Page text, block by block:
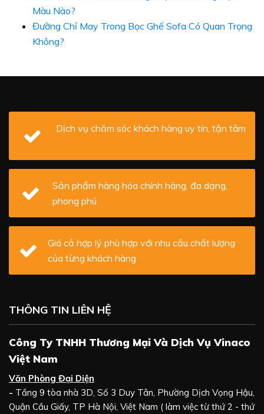
Màu Nào?
Đường Chỉ May Trong Bọc Ghế Sofa Có Quan Trọng
Không?
Dịch vụ chăm sóc khách hàng uy tín, tận tâm
Sản phẩm hàng hóa chính hãng, đa dạng,
phong phú
Giá cả hợp lý phù hợp với nhu cầu chất lượng
của từng khách hàng
THÔNG TIN LIÊN HỆ
Công Ty TNHH Thương Mại Và Dịch Vụ Vinaco
Việt Nam
Văn Phòng Đại Diện
- Tầng 9 tòa nhà 3D, Số 3 Duy Tân, Phường Dịch Vọng Hậu,
Quận Cầu Giấy, TP Hà Nội, Việt Nam ( làm việc từ thứ 2 - thứ